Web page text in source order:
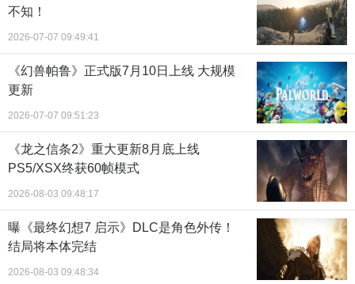
不知！
2026-07-07 09:49:41
《幻兽帕鲁》正式版7月10日上线 大规模
更新
2026-07-07 09:51:23
《龙之信条2》重大更新8月底上线
PS5/XSX终获60帧模式
2026-08-03 09:48:17
曝《最终幻想7 启示》DLC是角色外传！
结局将本体完结
2026-08-03 09:48:34